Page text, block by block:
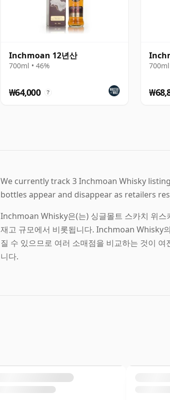
Inchmoan 12년산
700ml • 46%
₩64,000 ?
700ml
We currently track 3 Inchmoan Whisky
bottles appear and disappear as retailers
Inchmoan Whisky은(는) 싱글몰트 스카치 위스
재고 규모에서 비롯됩니다. Inchmoan Whisky
질 수 있으므로 여러 소매점을 비교하는 것이
니다.